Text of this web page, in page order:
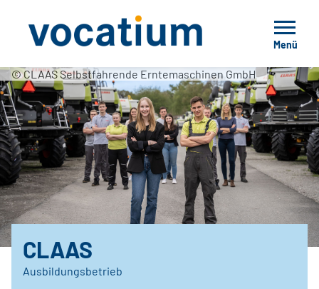
Menü
© CLAAS Selbstfahrende Erntemaschinen GmbH
CLAAS
Ausbildungsbetrieb